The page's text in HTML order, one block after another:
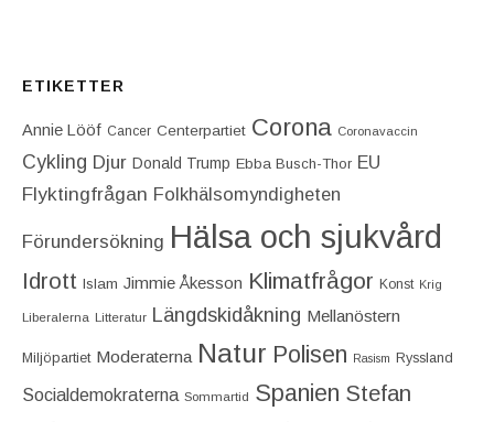
ETIKETTER
Annie Lööf Cancer Centerpartiet‎ Corona Coronavaccin
Cykling Djur Donald Trump Ebba Busch-Thor EU
Flyktingfrågan Folkhälsomyndigheten
Förundersökning Hälsa och sjukvård
Idrott Islam Jimmie Åkesson Klimatfrågor Konst Krig
Liberalerna Litteratur Längdskidåkning Mellanöstern
Miljöpartiet Moderaterna Natur Polisen Rasism Ryssland
Socialdemokraterna Sommartid Spanien Stefan